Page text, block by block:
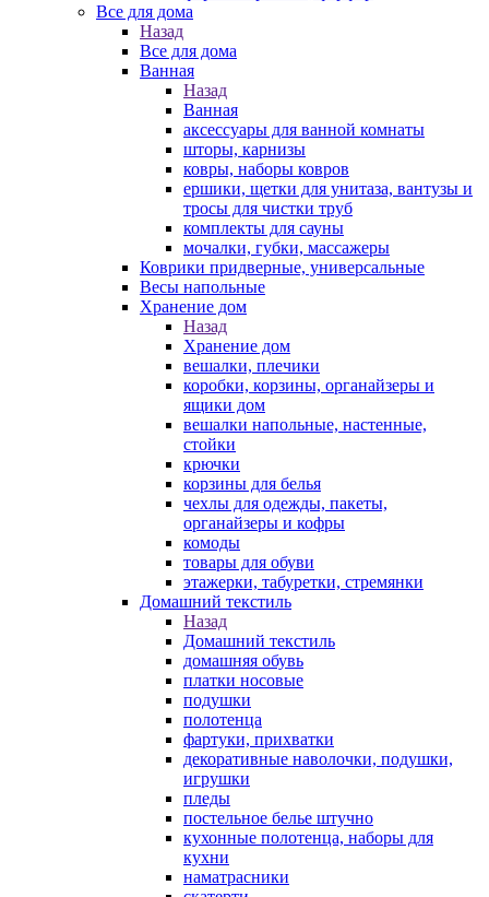
Все для дома
Назад
Все для дома
Ванная
Назад
Ванная
аксессуары для ванной комнаты
шторы, карнизы
ковры, наборы ковров
ершики, щетки для унитаза, вантузы и
тросы для чистки труб
комплекты для сауны
мочалки, губки, массажеры
Коврики придверные, универсальные
Весы напольные
Хранение дом
Назад
Хранение дом
вешалки, плечики
коробки, корзины, органайзеры и
ящики дом
вешалки напольные, настенные,
стойки
крючки
корзины для белья
чехлы для одежды, пакеты,
органайзеры и кофры
комоды
товары для обуви
этажерки, табуретки, стремянки
Домашний текстиль
Назад
Домашний текстиль
домашняя обувь
платки носовые
подушки
полотенца
фартуки, прихватки
декоративные наволочки, подушки,
игрушки
пледы
постельное белье штучно
кухонные полотенца, наборы для
кухни
наматрасники